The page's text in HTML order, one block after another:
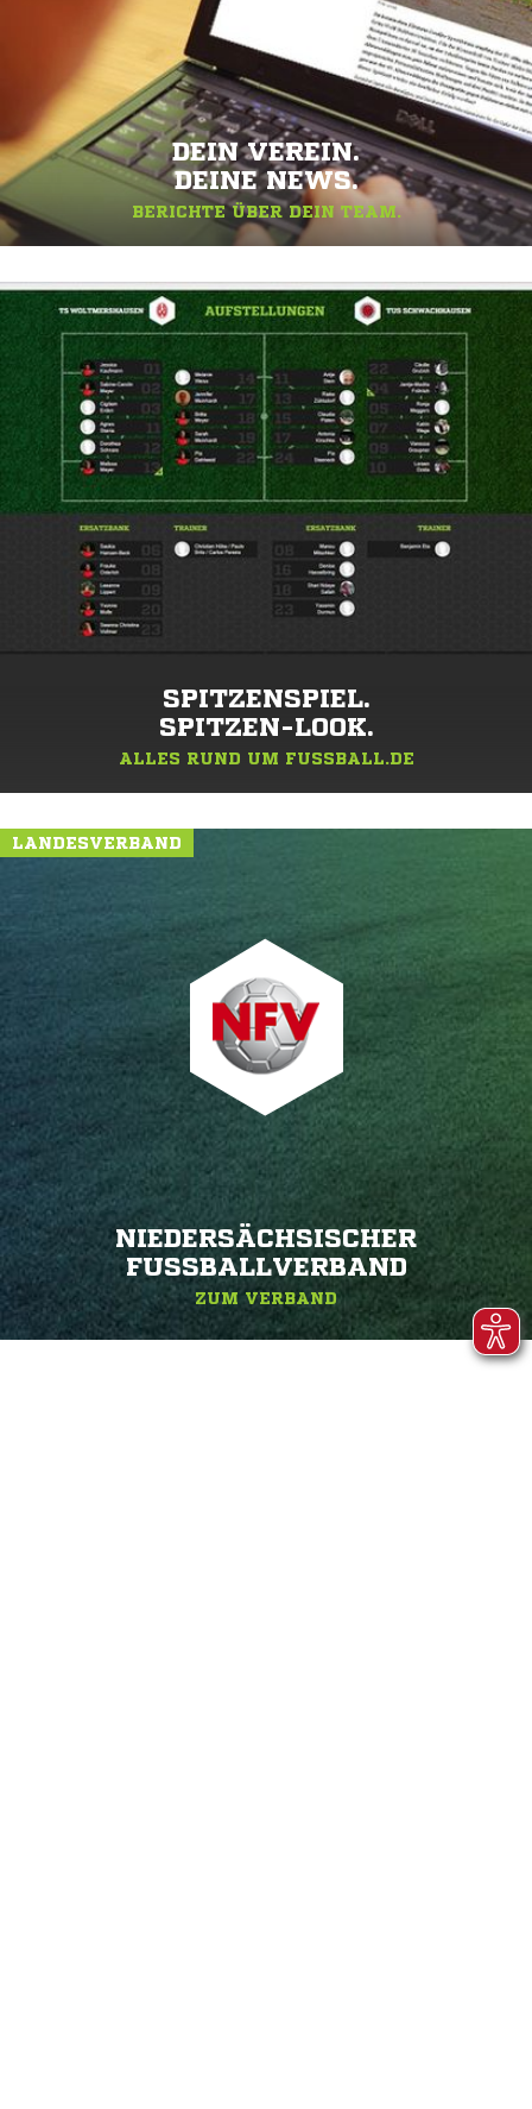
DEIN VEREIN.
DEINE NEWS.
BERICHTE ÜBER DEIN TEAM.
SPITZENSPIEL.
SPITZEN-LOOK.
ALLES RUND UM FUSSBALL.DE
LANDESVERBAND
NIEDERSÄCHSISCHER
FUSSBALLVERBAND
ZUM VERBAND